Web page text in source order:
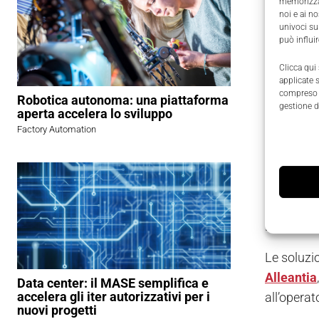
noi e ai
univoci
può
Clicca qui
applicate
gestione
Robotica autonoma: una piattaforma
aperta accelera lo sviluppo
Factory Automation
Data center: il MASE semplifica e
accelera gli iter autorizzativi per i
nuovi progetti
La
che un
da
Le
Alleantia